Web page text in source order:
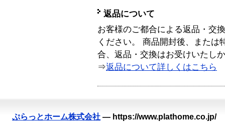
返品について
お客様のご都合による返品・交
ください。 商品開封後、または
合、返品・交換はお受けいたし
⇒返品について詳しくはこちら
ぷらっとホーム株式会社 — https://www.plathome.co.jp/